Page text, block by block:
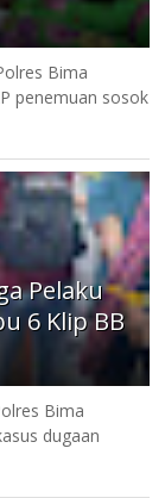
Bima
penemuan sosok
Pelaku
6 Klip BB
Bima
dugaan